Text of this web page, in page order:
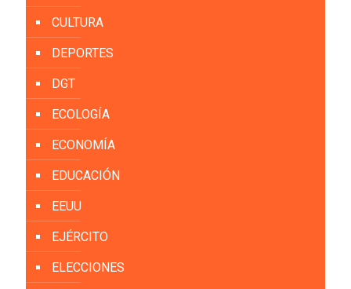
CULTURA
DEPORTES
DGT
ECOLOGÍA
ECONOMÍA
EDUCACIÓN
EEUU
EJÉRCITO
ELECCIONES